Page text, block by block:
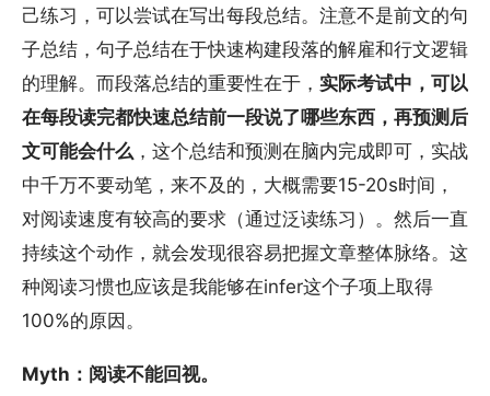
己练习，可以尝试在写出每段总结。注意不是前文的句
子总结，句子总结在于快速构建段落的解雇和行文逻辑
的理解。而段落总结的重要性在于，​ 实际考试中，可以
在每段读完都快速总结前一段说了哪些东西，再预测后
文可能会什么 ​，这个总结和预测在脑内完成即可，实战
中千万不要动笔，来不及的，大概需要15-20s时间，
对阅读速度有较高的要求（通过泛读练习）。然后一直
持续这个动作，就会发现很容易把握文章整体脉络。这
种阅读习惯也应该是我能够在infer这个子项上取得
100%的原因。
Myth：阅读不能回视。